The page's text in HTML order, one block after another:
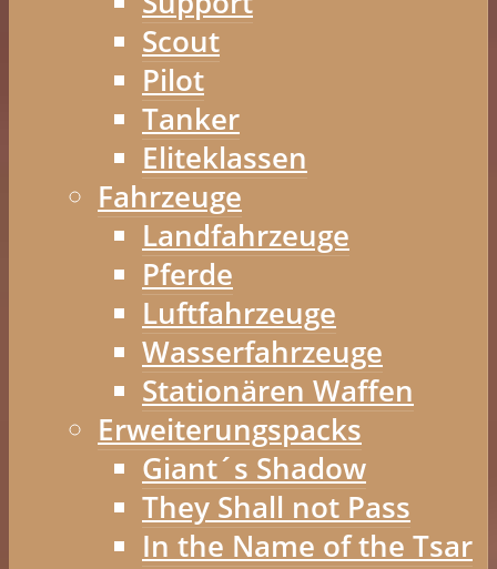
Scout
Pilot
Tanker
Eliteklassen
Fahrzeuge
Landfahrzeuge
Pferde
Luftfahrzeuge
Wasserfahrzeuge
Stationären Waffen
Erweiterungspacks
Giant´s Shadow
They Shall not Pass
In the Name of the Tsar